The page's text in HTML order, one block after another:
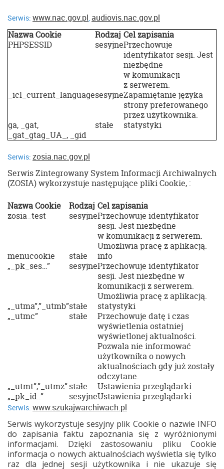
Serwis: www.nac.gov.pl, audiovis.nac.gov.pl
Nazwa Cookie
Rodzaj Cel zapisania
PHPSESSID
sesyjnePrzechowuje
identyfikator sesji. Jest
niezbędne
w komunikacji
z serwerem.
_icl_current_languagesesyjneZapamiętanie języka
strony preferowanego
przez użytkownika.
ga, _gat,
_gat_gtag_UA_, _gid
stałe statystyki
Serwis: zosia.nac.gov.pl
Serwis Zintegrowany System Informacji Archiwalnych
(ZOSIA) wykorzystuje następujące pliki Cookie, :
Nazwa Cookie Rodzaj Cel zapisania
zosia_test
sesyjnePrzechowuje identyfikator
sesji. Jest niezbędne
w komunikacji z serwerem.
Umożliwia pracę z aplikacją.
menucookie
stałe
info
„_pk_ses…”
sesyjnePrzechowuje identyfikator
sesji. Jest niezbędne w
komunikacji z serwerem.
Umożliwia pracę z aplikacją.
„_utma”,”_utmb”stałe
statystyki
„_utmc”
stałe
Przechowuje datę i czas
wyświetlenia ostatniej
wyświetlonej aktualności.
Pozwala nie informować
użytkownika o nowych
aktualnościach gdy już zostały
odczytane.
„_utmt”,”_utmz”stałe
Ustawienia przeglądarki
„_pk_id..”
sesyjneUstawienia przeglądarki
Serwis: www.szukajwarchiwach.pl
Serwis wykorzystuje sesyjny plik Cookie o nazwie INFO
do zapisania faktu zapoznania się z wyróżnionymi
informacjami. Dzięki zastosowaniu pliku Cookie
informacja o nowych aktualnościach wyświetla się tylko
raz dla jednej sesji użytkownika i nie ukazuje się